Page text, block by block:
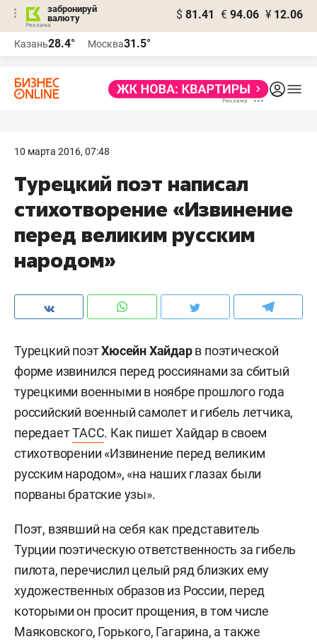
забронируй
валюту
$ 81.41 € 94.06 ¥ 12.06
Казань28.4° Москва31.5°
10 марта 2016, 07:48
Турецкий поэт написал
стихотворение «Извинение
перед великим русским
народом»
Турецкий поэтХюсейн Хайдарв поэтической
форме извинился перед россиянами за сбитый
турецкими военными в ноябре прошлого года
российский военный самолет и гибель летчика,
передаетТАСС. Как пишет Хайдар в своем
стихотворении «Извинение перед великим
русским народом», «на наших глазах были
порваны братские узы».
Поэт, взявший на себя как представитель
Турции поэтическую ответственность за гибель
пилота, перечислил целый ряд близких ему
художественных образов из России, перед
которыми он просит прощения, в том числе
Маяковского, Горького, Гагарина, а также